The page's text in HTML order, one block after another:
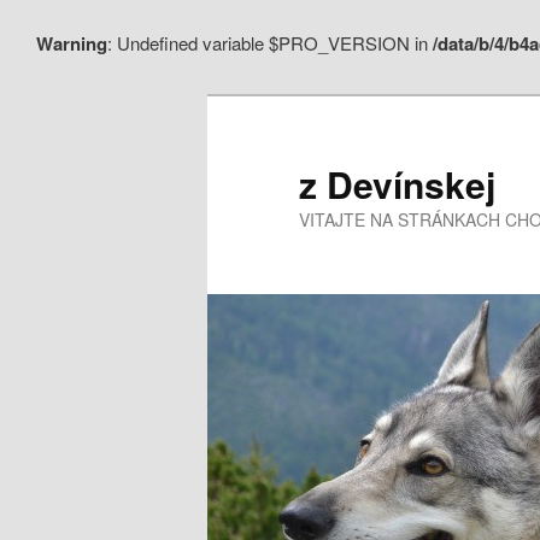
Warning: Undefined variable $PRO_VERSION in/data/b/4/
z Devínskej
VITAJTE NA STRÁNKACH